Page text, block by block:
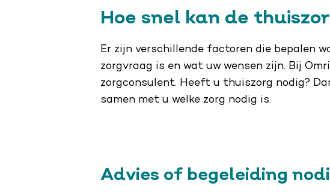
Hoe snel kan de
Er zijn verschillende factoren die bepalen
zorgvraag is en wat uw wensen zijn. Bij
zorgconsulent. Heeft u thuiszorg nodig?
samen met u welke zorg nodig is.
Advies of begeleiding